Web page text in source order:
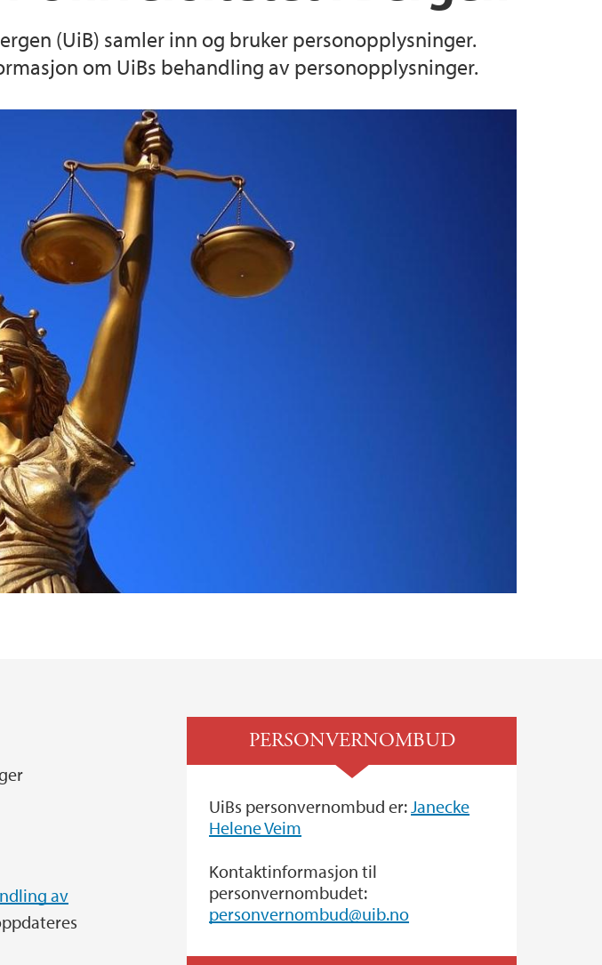
(UiB) samler inn og bruker personopplysninger.
om UiBs behandling av personopplysninger.
av
PERSONVERNOMBUD
UiBs personvernombud er:Janecke
Helene Veim
Kontaktinformasjon til
personvernombudet:
personvernombud@uib.no